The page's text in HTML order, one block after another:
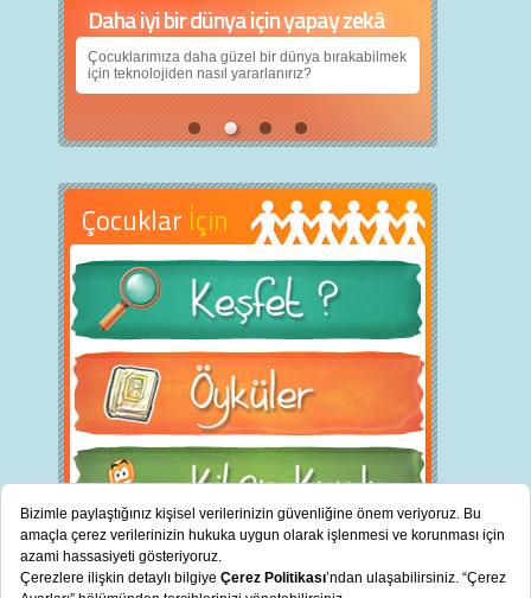
Daha iyi bir dünya için yapay zekâ
Çocuklarımıza daha güzel bir dünya bırakabilmek
için teknolojiden nasıl yararlanırız?
Çocuklar İçin